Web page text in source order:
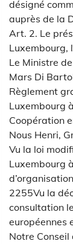
désigné
auprès de la
Art. 2. Le
Luxembourg,
Le Ministre
Mars Di
Règlement
Luxembourg
Coopération
Nous Henri,
Vu la loi
Luxembourg
2255Vu la
consultation
européennes
Notre Conseil